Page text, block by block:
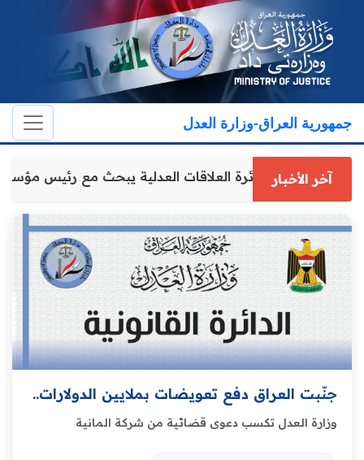
جمهورية العراق-وزارة العدل
آخر الأخبارمدير عام دائرة العلاقات العدلية يبحث مع رئيس
جنّبت العراق دفع تعويضات بملايين الدولارات..
وزارة العدل تكسب دعوى قضائية من شركة المانية